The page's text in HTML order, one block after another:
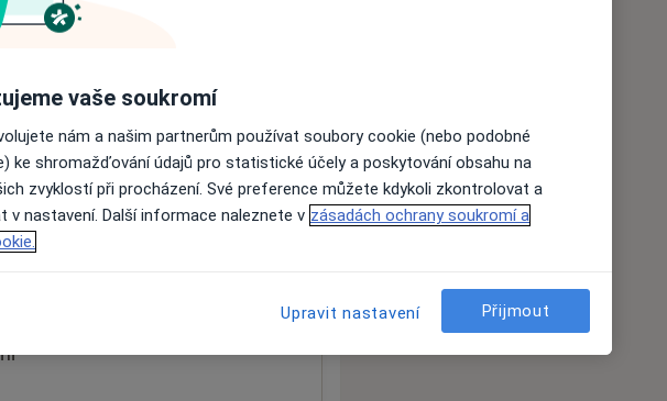
informace o svých službách.
vaše soukromí
nám a našim partnerům používat soubory cookie (nebo podobné
ke shromažďování údajů pro statistické účely a poskytování obsahu na
zvyklostí při procházení. Své preference můžete kdykoli zkontrolovat a
v nastavení. Další informace naleznete v zásadách ochrany soukromí a
Upravit nastavení Přijmout